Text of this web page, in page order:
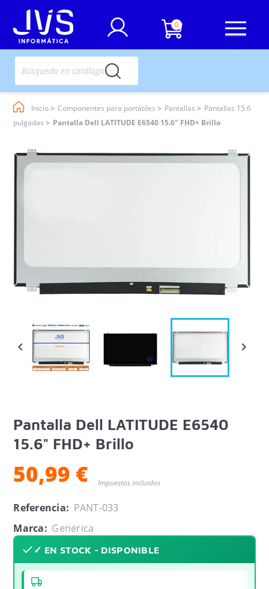
0
Inicio Componentes para portátiles Pantallas
Pantallas 15.6
pulgadas
Pantalla Dell LATITUDE E6540 15.6" FHD+ Brillo
 
Pantalla Dell LATITUDE E6540
15.6" FHD+ Brillo
50,99 € Impuestos incluidos
Referencia: PANT-033
Marca: Generica
✓ EN STOCK - DISPONIBLE